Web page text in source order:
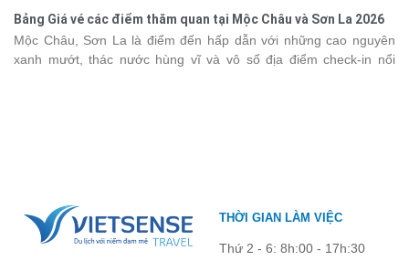
chỉ là dịp nâng cao kỹ năng và chia sẻ kinh nghiệm công tác,
chương trình còn mang đến những hoạt động giao lưu sôi nổi,
góp phần gắn kết tập thể và lưu giữ nhiều kỷ niệm đáng nhớ.
Bảng Giá vé các điểm thăm quan tại Mộc Châu và Sơn La 2026
Mộc Châu, Sơn La là điểm đến hấp dẫn với những cao nguyên
xanh mướt, thác nước hùng vĩ và vô số địa điểm check-in nổi
THỜI GIAN LÀM VIỆC
Thứ 2 - 6: 8h:00 - 17h:30